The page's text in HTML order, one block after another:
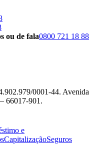
ou de fala0800 721 18 88
0001‐44. Avenida
66017-901.
e
CapitalizaçãoSeguros